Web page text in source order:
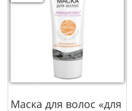
Маска для волос «для